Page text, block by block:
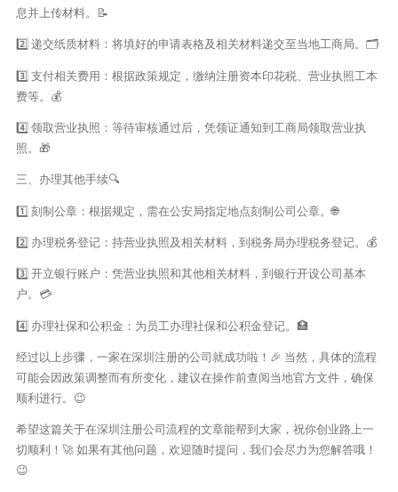
息并上传材料。📝
2️⃣ 递交纸质材料：将填好的申请表格及相关材料递交至当地工商局。🗂
3️⃣ 支付相关费用：根据政策规定，缴纳注册资本印花税、营业执照工本
费等。💰
4️⃣ 领取营业执照：等待审核通过后，凭领证通知到工商局领取营业执
照。🎁
三、办理其他手续🔍
1️⃣ 刻制公章：根据规定，需在公安局指定地点刻制公司公章。🌐
2️⃣ 办理税务登记：持营业执照及相关材料，到税务局办理税务登记。💰
3️⃣ 开立银行账户：凭营业执照和其他相关材料，到银行开设公司基本
户。💳
4️⃣ 办理社保和公积金：为员工办理社保和公积金登记。🏥
经过以上步骤，一家在深圳注册的公司就成功啦！🎉 当然，具体的流程
可能会因政策调整而有所变化，建议在操作前查阅当地官方文件，确保
顺利进行。😉
希望这篇关于在深圳注册公司流程的文章能帮到大家，祝你创业路上一
切顺利！🚀 如果有其他问题，欢迎随时提问，我们会尽力为您解答哦！
😉